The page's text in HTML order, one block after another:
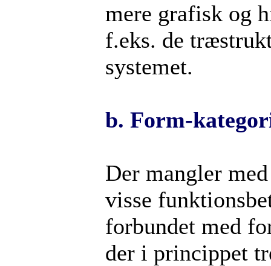
mere grafisk og
f.eks. de
systemet.
b. Form-
Der mangler
visse
forbundet med
der i princippet